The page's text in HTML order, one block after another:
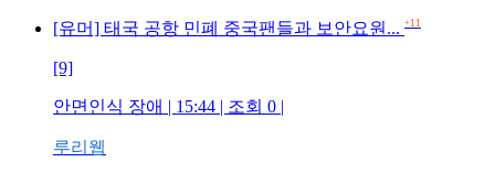
[유머] 태국 공항 민폐 중국팬들과 보안요원... +11
[9]
안면인식 장애 | 15:44 | 조회 0 |
루리웹